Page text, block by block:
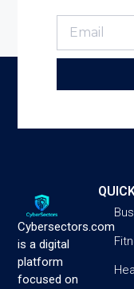
Cybersectors.com
is a digital
platform
focused on